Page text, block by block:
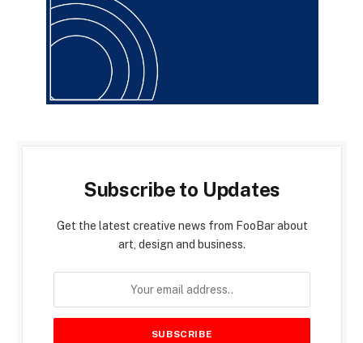
Subscribe to Updates
Get the latest creative news from FooBar about
art, design and business.